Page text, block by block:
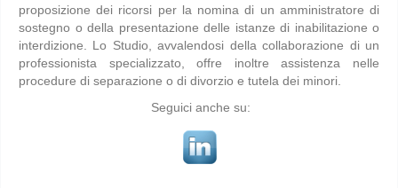
proposizione dei ricorsi per la nomina di un amministratore di
sostegno o della presentazione delle istanze di inabilitazione o
interdizione. Lo Studio, avvalendosi della collaborazione di un
professionista specializzato, offre inoltre assistenza nelle
procedure di separazione o di divorzio e tutela dei minori.
Seguici anche su: